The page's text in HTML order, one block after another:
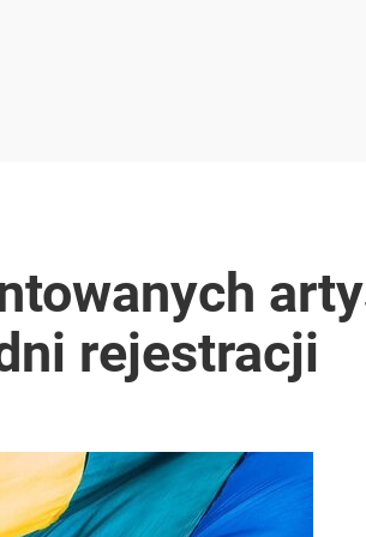
rejestracji